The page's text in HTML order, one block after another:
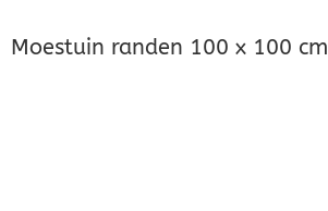
Picknicktafel
Moestuin randen 100 x 100 cm